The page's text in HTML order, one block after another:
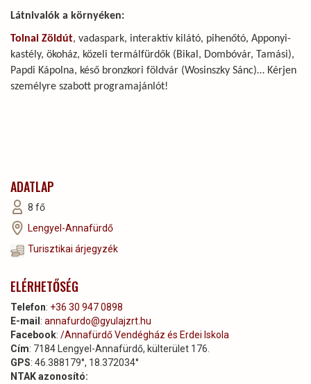
Látnivalók a környéken:
Tolnai Zöldút, vadaspark, interaktív kilátó, pihenőtó, Apponyi-
kastély, ökoház, közeli termálfürdők (Bikal, Dombóvár, Tamási),
Papdi Kápolna, késő bronzkori földvár (Wosinszky Sánc)… Kérjen
személyre szabott programajánlót!
ADATLAP
8 fő
Lengyel-Annafürdő
Turisztikai árjegyzék
ELÉRHETŐSÉG
Telefon: +36 30 947 0898
E-mail : annafurdo@gyulajzrt.hu
Facebook: /Annafürdő Vendégház és Erdei Iskola
Cím: 7184 Lengyel-Annafürdő, külterület 176.
GPS: 46.388179°, 18.372034°
NTAK azonosító: